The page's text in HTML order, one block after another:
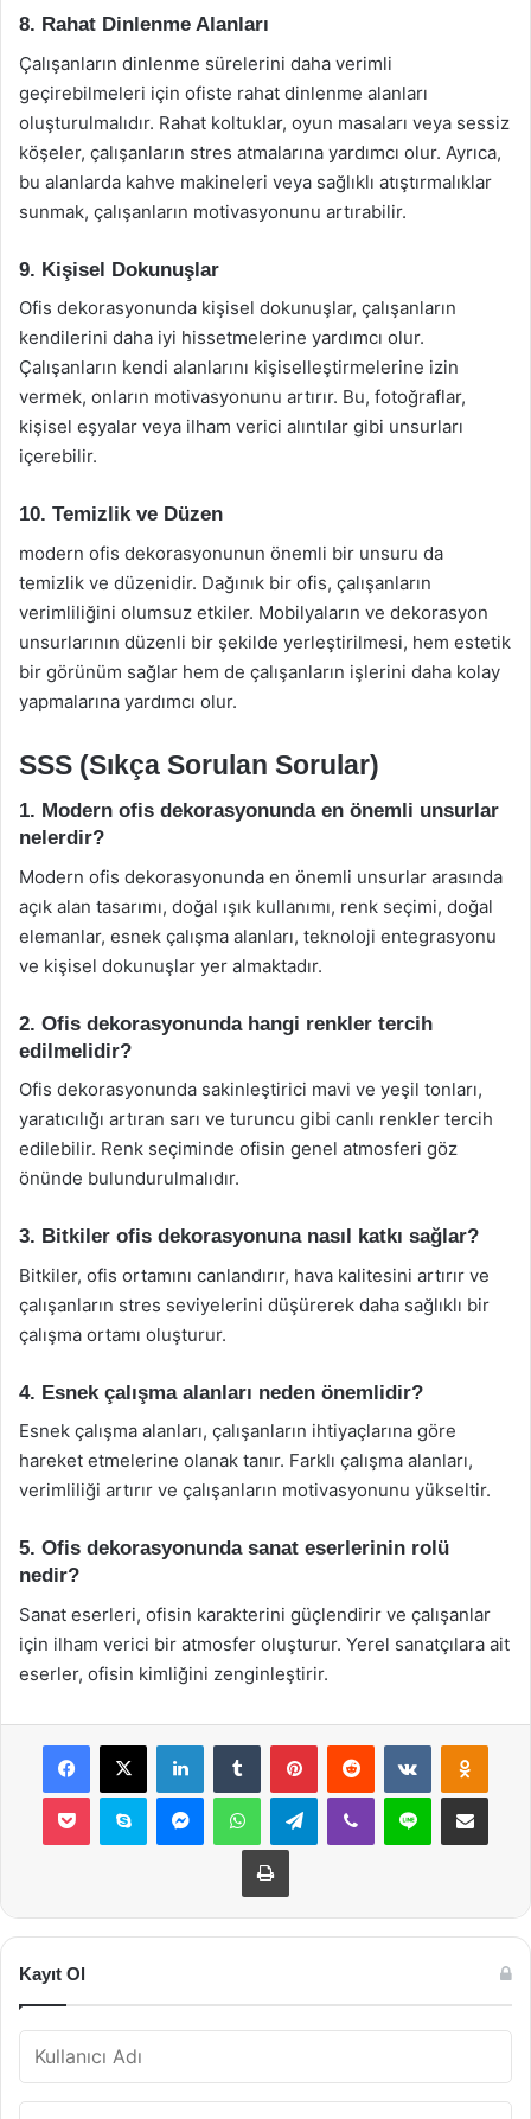
8. Rahat Dinlenme Alanları
Çalışanların dinlenme sürelerini daha verimli
geçirebilmeleri için ofiste rahat dinlenme alanları
oluşturulmalıdır. Rahat koltuklar, oyun masaları veya sessiz
köşeler, çalışanların stres atmalarına yardımcı olur. Ayrıca,
bu alanlarda kahve makineleri veya sağlıklı atıştırmalıklar
sunmak, çalışanların motivasyonunu artırabilir.
9. Kişisel Dokunuşlar
Ofis dekorasyonunda kişisel dokunuşlar, çalışanların
kendilerini daha iyi hissetmelerine yardımcı olur.
Çalışanların kendi alanlarını kişiselleştirmelerine izin
vermek, onların motivasyonunu artırır. Bu, fotoğraflar,
kişisel eşyalar veya ilham verici alıntılar gibi unsurları
içerebilir.
10. Temizlik ve Düzen
modern ofis dekorasyonunun önemli bir unsuru da
temizlik ve düzenidir. Dağınık bir ofis, çalışanların
verimliliğini olumsuz etkiler. Mobilyaların ve dekorasyon
unsurlarının düzenli bir şekilde yerleştirilmesi, hem estetik
bir görünüm sağlar hem de çalışanların işlerini daha kolay
yapmalarına yardımcı olur.
SSS (Sıkça Sorulan Sorular)
1. Modern ofis dekorasyonunda en önemli unsurlar
nelerdir?
Modern ofis dekorasyonunda en önemli unsurlar arasında
açık alan tasarımı, doğal ışık kullanımı, renk seçimi, doğal
elemanlar, esnek çalışma alanları, teknoloji entegrasyonu
ve kişisel dokunuşlar yer almaktadır.
2. Ofis dekorasyonunda hangi renkler tercih
edilmelidir?
Ofis dekorasyonunda sakinleştirici mavi ve yeşil tonları,
yaratıcılığı artıran sarı ve turuncu gibi canlı renkler tercih
edilebilir. Renk seçiminde ofisin genel atmosferi göz
önünde bulundurulmalıdır.
3. Bitkiler ofis dekorasyonuna nasıl katkı sağlar?
Bitkiler, ofis ortamını canlandırır, hava kalitesini artırır ve
çalışanların stres seviyelerini düşürerek daha sağlıklı bir
çalışma ortamı oluşturur.
4. Esnek çalışma alanları neden önemlidir?
Esnek çalışma alanları, çalışanların ihtiyaçlarına göre
hareket etmelerine olanak tanır. Farklı çalışma alanları,
verimliliği artırır ve çalışanların motivasyonunu yükseltir.
5. Ofis dekorasyonunda sanat eserlerinin rolü
nedir?
Sanat eserleri, ofisin karakterini güçlendirir ve çalışanlar
için ilham verici bir atmosfer oluşturur. Yerel sanatçılara ait
eserler, ofisin kimliğini zenginleştirir.
Facebook
X LinkedInTumblr PinterestReddit VKontakte
Pocket Skype MessengerWhatsAppTelegramViber Line E-Posta ile
Yazdır
Kayıt Ol